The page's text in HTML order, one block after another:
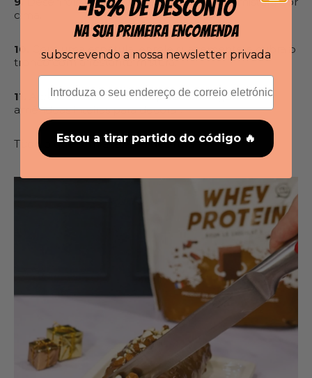
cima.
10.
Com uma espátula, enrole suavemente e cubra o
tronco com a restante mistura.
11.
Acrescentar amêndoas picadas e algumas
amêndoas inteiras para decorar.
Tudo o que tem a fazer é desfrutar!
-15% DE DESCONTO
NA SUA PRIMEIRA ENCOMENDA
subscrevendo a nossa newsletter privada
Correio eletrónico
Estou a tirar partido do código 🔥